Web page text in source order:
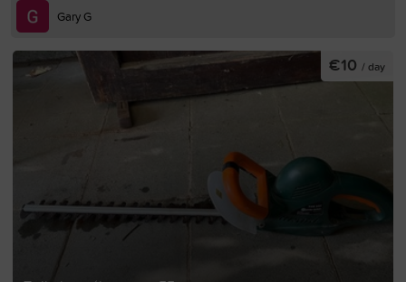
Gary G
€10 / day